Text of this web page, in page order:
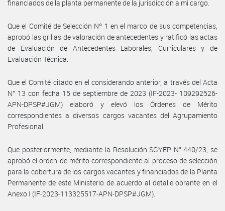
financiados de la planta permanente de la jurisdicción a mi cargo.
Que el Comité de Selección Nº 1 en el marco de sus competencias,
aprobó las grillas de valoración de antecedentes y ratificó las actas
de Evaluación de Antecedentes Laborales, Curriculares y de
Evaluación Técnica.
Que el Comité citado en el considerando anterior, a través del Acta
N° 13 con fecha 15 de septiembre de 2023 (IF-2023- 109292526-
APN-DPSP#JGM) elaboró y elevó los Órdenes de Mérito
correspondientes a diversos cargos vacantes del Agrupamiento
Profesional.
Que posteriormente, mediante la Resolución SGYEP N° 440/23, se
aprobó el orden de mérito correspondiente al proceso de selección
para la cobertura de los cargos vacantes y financiados de la Planta
Permanente de este Ministerio de acuerdo al detalle obrante en el
Anexo I (IF-2023-113325517-APN-DPSP#JGM).